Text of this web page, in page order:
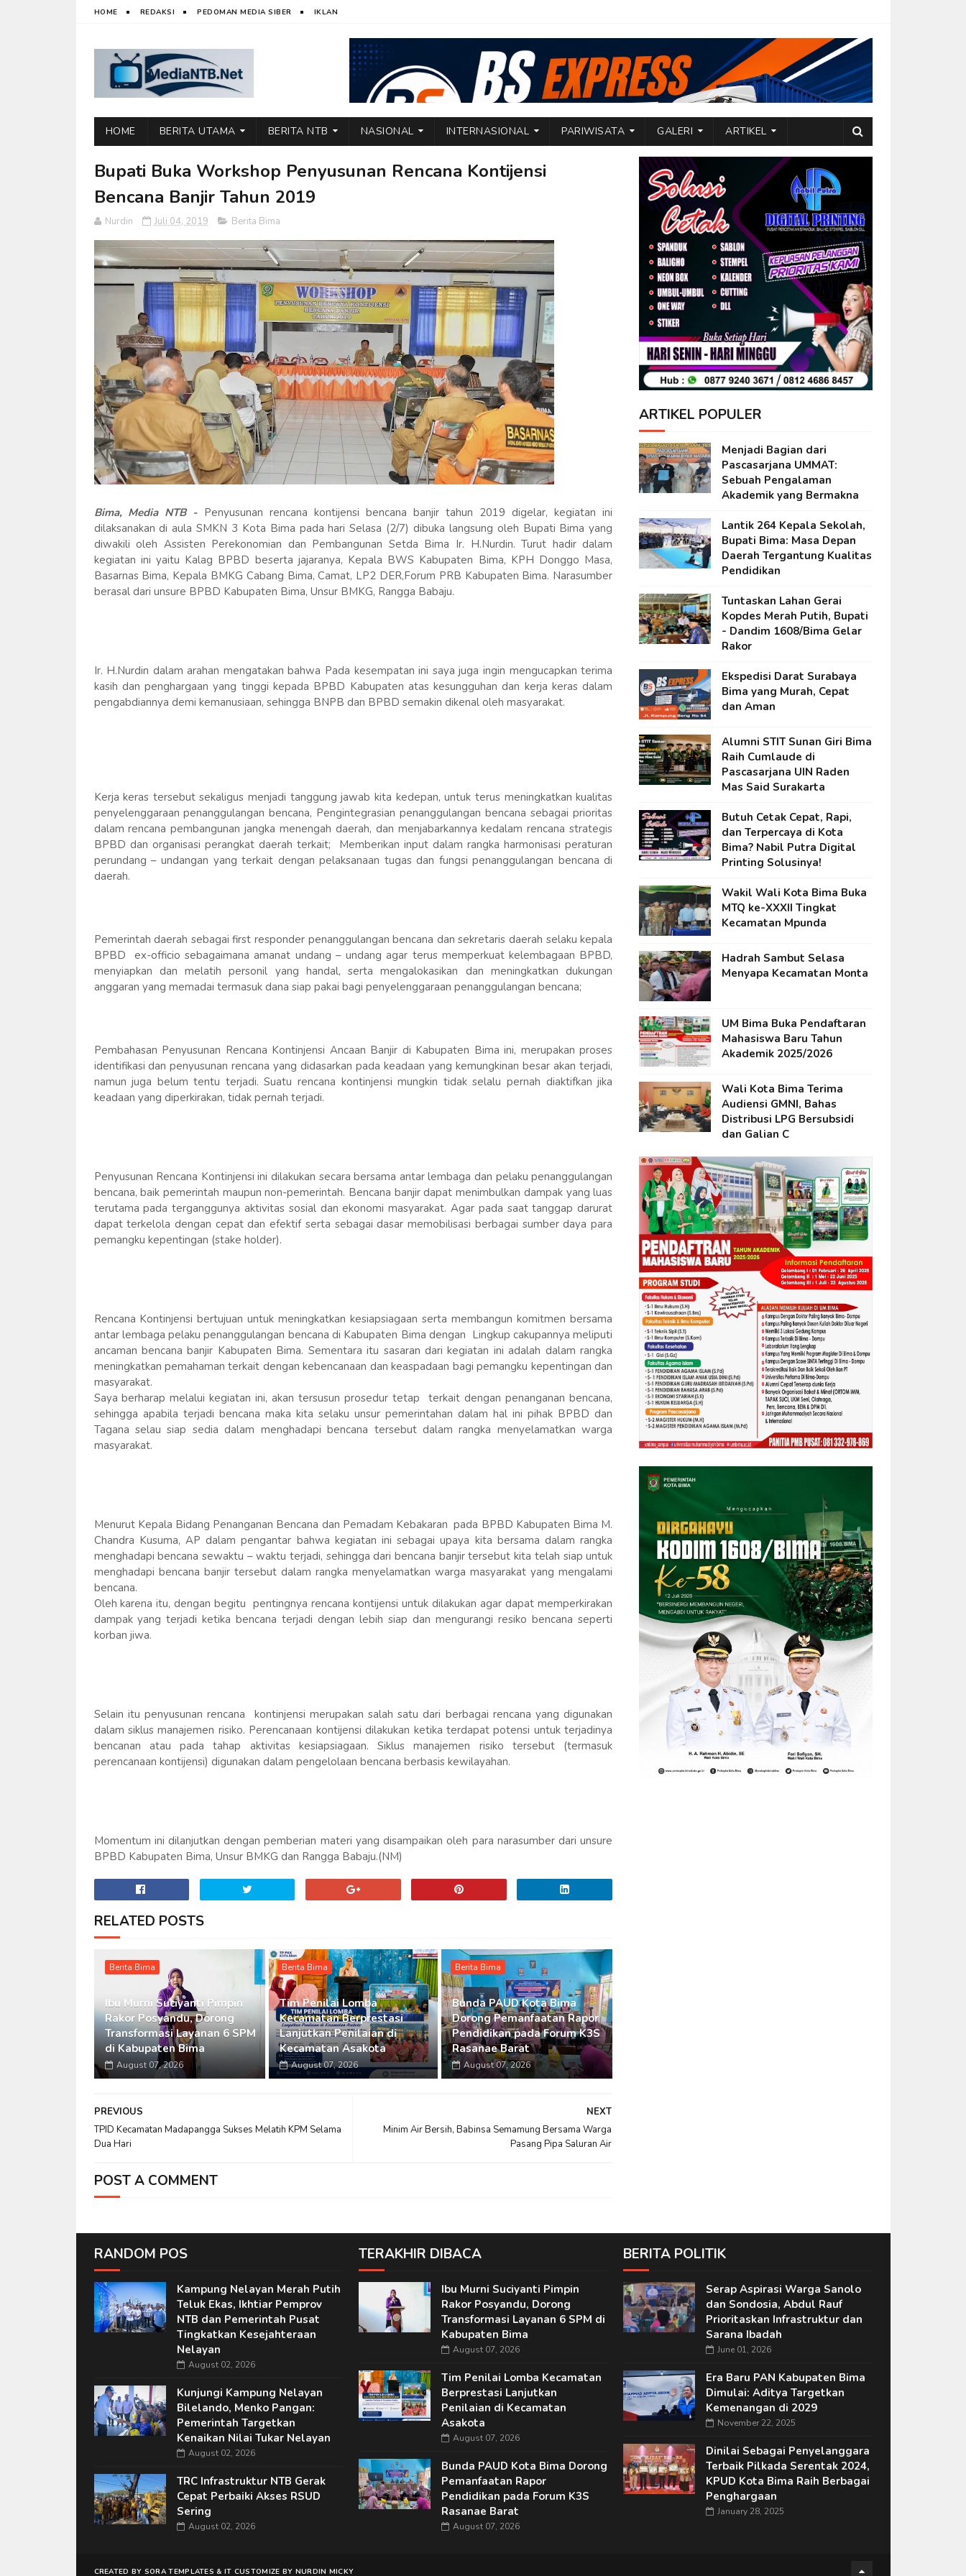
HOME REDAKSI PEDOMAN MEDIA SIBER IKLAN
HOME BERITA UTAMA BERITA NTB NASIONAL INTERNASIONAL PARIWISATA GALERI ARTIKEL
Bupati Buka Workshop Penyusunan Rencana Kontijensi
Bencana Banjir Tahun 2019
Nurdin Juli 04, 2019 Berita Bima
Bima, Media NTB - Penyusunan rencana kontijensi bencana banjir tahun 2019 digelar, kegiatan ini
dilaksanakan di aula SMKN 3 Kota Bima pada hari Selasa (2/7) dibuka langsung oleh Bupati Bima yang
diwakili oleh Assisten Perekonomian dan Pembangunan Setda Bima Ir. H.Nurdin. Turut hadir dalam
kegiatan ini yaitu Kalag BPBD beserta jajaranya, Kepala BWS Kabupaten Bima, KPH Donggo Masa,
Basarnas Bima, Kepala BMKG Cabang Bima, Camat, LP2 DER,Forum PRB Kabupaten Bima. Narasumber
berasal dari unsure BPBD Kabupaten Bima, Unsur BMKG, Rangga Babaju.
Ir. H.Nurdin dalam arahan mengatakan bahwa Pada kesempatan ini saya juga ingin mengucapkan terima
kasih dan penghargaan yang tinggi kepada BPBD Kabupaten atas kesungguhan dan kerja keras dalam
pengabdiannya demi kemanusiaan, sehingga BNPB dan BPBD semakin dikenal oleh masyarakat.
Kerja keras tersebut sekaligus menjadi tanggung jawab kita kedepan, untuk terus meningkatkan kualitas
penyelenggaraan penanggulangan bencana, Pengintegrasian penanggulangan bencana sebagai prioritas
dalam rencana pembangunan jangka menengah daerah, dan menjabarkannya kedalam rencana strategis
BPBD dan organisasi perangkat daerah terkait; Memberikan input dalam rangka harmonisasi peraturan
perundang – undangan yang terkait dengan pelaksanaan tugas dan fungsi penanggulangan bencana di
daerah.
Pemerintah daerah sebagai first responder penanggulangan bencana dan sekretaris daerah selaku kepala
BPBD ex-officio sebagaimana amanat undang – undang agar terus memperkuat kelembagaan BPBD,
menyiapkan dan melatih personil yang handal, serta mengalokasikan dan meningkatkan dukungan
anggaran yang memadai termasuk dana siap pakai bagi penyelenggaraan penanggulangan bencana;
Pembahasan Penyusunan Rencana Kontinjensi Ancaan Banjir di Kabupaten Bima ini, merupakan proses
identifikasi dan penyusunan rencana yang didasarkan pada keadaan yang kemungkinan besar akan terjadi,
namun juga belum tentu terjadi. Suatu rencana kontinjensi mungkin tidak selalu pernah diaktifkan jika
keadaan yang diperkirakan, tidak pernah terjadi.
Penyusunan Rencana Kontinjensi ini dilakukan secara bersama antar lembaga dan pelaku penanggulangan
bencana, baik pemerintah maupun non-pemerintah. Bencana banjir dapat menimbulkan dampak yang luas
terutama pada terganggunya aktivitas sosial dan ekonomi masyarakat. Agar pada saat tanggap darurat
dapat terkelola dengan cepat dan efektif serta sebagai dasar memobilisasi berbagai sumber daya para
pemangku kepentingan (stake holder).
Rencana Kontinjensi bertujuan untuk meningkatkan kesiapsiagaan serta membangun komitmen bersama
antar lembaga pelaku penanggulangan bencana di Kabupaten Bima dengan Lingkup cakupannya meliputi
ancaman bencana banjir Kabupaten Bima. Sementara itu sasaran dari kegiatan ini adalah dalam rangka
meningkatkan pemahaman terkait dengan kebencanaan dan keaspadaan bagi pemangku kepentingan dan
masyarakat.
Saya berharap melalui kegiatan ini, akan tersusun prosedur tetap terkait dengan penanganan bencana,
sehingga apabila terjadi bencana maka kita selaku unsur pemerintahan dalam hal ini pihak BPBD dan
Tagana selau siap sedia dalam menghadapi bencana tersebut dalam rangka menyelamatkan warga
masyarakat.
Menurut Kepala Bidang Penanganan Bencana dan Pemadam Kebakaran pada BPBD Kabupaten Bima M.
Chandra Kusuma, AP dalam pengantar bahwa kegiatan ini sebagai upaya kita bersama dalam rangka
menghadapi bencana sewaktu – waktu terjadi, sehingga dari bencana banjir tersebut kita telah siap untuk
menghadapi bencana banjir tersebut dalam rangka menyelamatkan warga masyarakat yang mengalami
bencana.
Oleh karena itu, dengan begitu pentingnya rencana kontijensi untuk dilakukan agar dapat memperkirakan
dampak yang terjadi ketika bencana terjadi dengan lebih siap dan mengurangi resiko bencana seperti
korban jiwa.
Selain itu penyusunan rencana kontinjensi merupakan salah satu dari berbagai rencana yang digunakan
dalam siklus manajemen risiko. Perencanaan kontijensi dilakukan ketika terdapat potensi untuk terjadinya
bencanan atau pada tahap aktivitas kesiapsiagaan. Siklus manajemen risiko tersebut (termasuk
perencanaan kontijensi) digunakan dalam pengelolaan bencana berbasis kewilayahan.
Momentum ini dilanjutkan dengan pemberian materi yang disampaikan oleh para narasumber dari unsure
BPBD Kabupaten Bima, Unsur BMKG dan Rangga Babaju.(NM)
RELATED POSTS
Berita Bima
Ibu Murni Suciyanti Pimpin
Rakor Posyandu, Dorong
Transformasi Layanan 6 SPM
di Kabupaten Bima
August 07, 2026
Berita Bima
Tim Penilai Lomba
Kecamatan Berprestasi
Lanjutkan Penilaian di
Kecamatan Asakota
August 07, 2026
Berita Bima
Bunda PAUD Kota Bima
Dorong Pemanfaatan Rapor
Pendidikan pada Forum K3S
Rasanae Barat
August 07, 2026
NEXT
Minim Air Bersih, Babinsa Semamung Bersama Warga
Pasang Pipa Saluran Air
PREVIOUS
TPID Kecamatan Madapangga Sukses Melatih KPM Selama
Dua Hari
POST A COMMENT
ARTIKEL POPULER
Menjadi Bagian dari
Pascasarjana UMMAT:
Sebuah Pengalaman
Akademik yang Bermakna
Lantik 264 Kepala Sekolah,
Bupati Bima: Masa Depan
Daerah Tergantung Kualitas
Pendidikan
Tuntaskan Lahan Gerai
Kopdes Merah Putih, Bupati
- Dandim 1608/Bima Gelar
Rakor
Ekspedisi Darat Surabaya
Bima yang Murah, Cepat
dan Aman
Alumni STIT Sunan Giri Bima
Raih Cumlaude di
Pascasarjana UIN Raden
Mas Said Surakarta
Butuh Cetak Cepat, Rapi,
dan Terpercaya di Kota
Bima? Nabil Putra Digital
Printing Solusinya!
Wakil Wali Kota Bima Buka
MTQ ke-XXXII Tingkat
Kecamatan Mpunda
Hadrah Sambut Selasa
Menyapa Kecamatan Monta
UM Bima Buka Pendaftaran
Mahasiswa Baru Tahun
Akademik 2025/2026
Wali Kota Bima Terima
Audiensi GMNI, Bahas
Distribusi LPG Bersubsidi
dan Galian C
RANDOM POS
Kampung Nelayan Merah Putih
Teluk Ekas, Ikhtiar Pemprov
NTB dan Pemerintah Pusat
Tingkatkan Kesejahteraan
Nelayan
August 02, 2026
Kunjungi Kampung Nelayan
Bilelando, Menko Pangan:
Pemerintah Targetkan
Kenaikan Nilai Tukar Nelayan
August 02, 2026
TRC Infrastruktur NTB Gerak
Cepat Perbaiki Akses RSUD
Sering
August 02, 2026
TERAKHIR DIBACA
Ibu Murni Suciyanti Pimpin
Rakor Posyandu, Dorong
Transformasi Layanan 6 SPM di
Kabupaten Bima
August 07, 2026
Tim Penilai Lomba Kecamatan
Berprestasi Lanjutkan
Penilaian di Kecamatan
Asakota
August 07, 2026
Bunda PAUD Kota Bima Dorong
Pemanfaatan Rapor
Pendidikan pada Forum K3S
Rasanae Barat
August 07, 2026
BERITA POLITIK
Serap Aspirasi Warga Sanolo
dan Sondosia, Abdul Rauf
Prioritaskan Infrastruktur dan
Sarana Ibadah
June 01, 2026
Era Baru PAN Kabupaten Bima
Dimulai: Aditya Targetkan
Kemenangan di 2029
November 22, 2025
Dinilai Sebagai Penyelanggara
Terbaik Pilkada Serentak 2024,
KPUD Kota Bima Raih Berbagai
Penghargaan
January 28, 2025
CREATED BY SORA TEMPLATES & IT CUSTOMIZE BY NURDIN MICKY